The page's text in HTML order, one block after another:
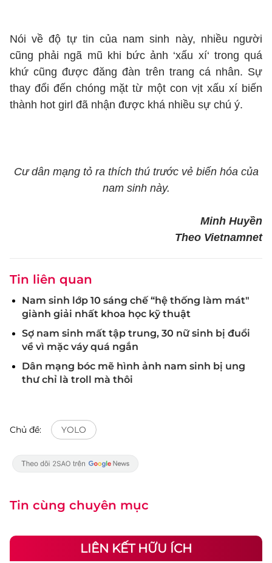
Nói về độ tự tin của nam sinh này, nhiều người
cũng phải ngã mũ khi bức ảnh ‘xấu xí‘ trong quá
khứ cũng được đăng đàn trên trang cá nhân. Sự
thay đổi đến chóng mặt từ một con vịt xấu xí biến
thành hot girl đã nhận được khá nhiều sự chú ý.
Cư dân mạng tỏ ra thích thú trước vẻ biến hóa của
nam sinh này.
Minh Huyền
Theo Vietnamnet
Tin liên quan
Nam sinh lớp 10 sáng chế “hệ thống làm mát"
giành giải nhất khoa học kỹ thuật
Sợ nam sinh mất tập trung, 30 nữ sinh bị đuổi
về vì mặc váy quá ngắn
Dân mạng bóc mẽ hình ảnh nam sinh bị ung
thư chỉ là troll mà thôi
Chủ đề: YOLO
Tin cùng chuyên mục
LIÊN KẾT HỮU ÍCH